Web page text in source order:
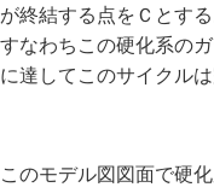
が終結する点をＣとす
すなわちこの硬化系の
に達してこのサイクルは
このモデル図図面で硬